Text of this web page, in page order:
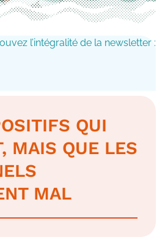
l’intégralité de la newsletter :
QUI
MAIS QUE LES
MAL